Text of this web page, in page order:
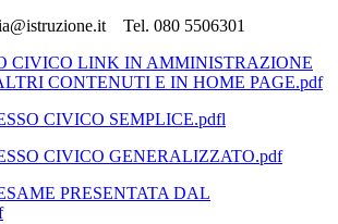
Tel. 080 5506301
CIVICO LINK IN AMMINISTRAZIONE
CONTENUTI E IN HOME PAGE.pdf
CIVICO SEMPLICE.pdfl
CIVICO GENERALIZZATO.pdf
PRESENTATA DAL